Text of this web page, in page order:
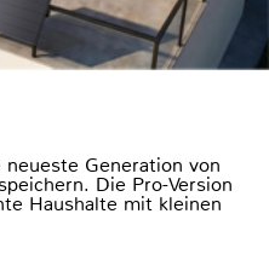
Generation von
Die Pro-Version
Haushalte mit kleinen